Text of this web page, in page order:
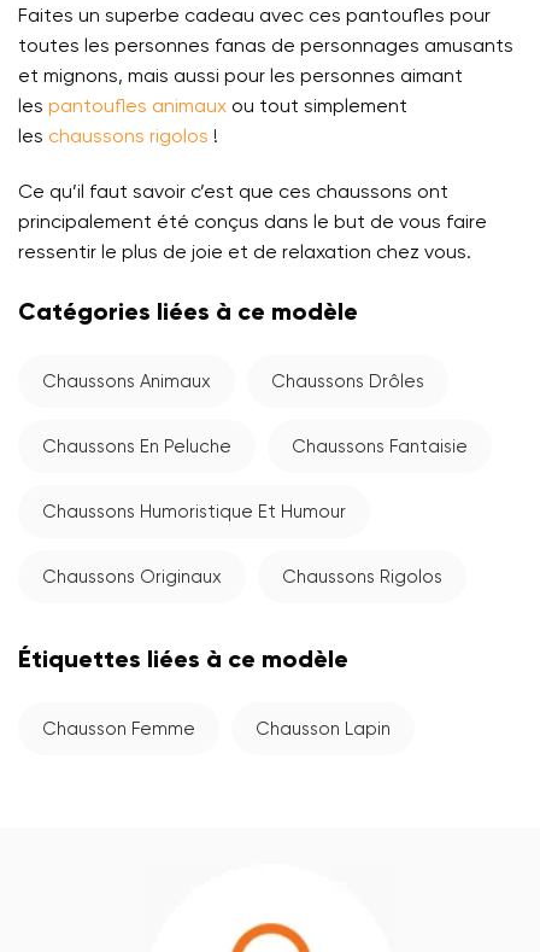
Faites un superbe cadeau avec ces pantoufles pour
toutes les personnes fanas de personnages amusants
et mignons, mais aussi pour les personnes aimant
les pantoufles animaux ou tout simplement
les chaussons rigolos !
Ce qu’il faut savoir c’est que ces chaussons ont
principalement été conçus dans le but de vous faire
ressentir le plus de joie et de relaxation chez vous.
Catégories liées à ce modèle
Chaussons Animaux Chaussons Drôles
Chaussons En Peluche Chaussons Fantaisie
Chaussons Humoristique Et Humour
Chaussons Originaux Chaussons Rigolos
Étiquettes liées à ce modèle
Chausson Femme Chausson Lapin